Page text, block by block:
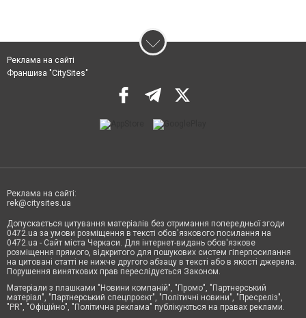
Реклама на сайті
Франшиза "CitySites"
Реклама на сайті:
rek@citysites.ua
Допускається цитування матеріалів без отримання попередньої згоди
0472.ua за умови розміщення в тексті обов'язкового посилання на
0472.ua - Сайт міста Черкаси. Для інтернет-видань обов'язкове
розміщення прямого, відкритого для пошукових систем гіперпосилання
на цитовані статті не нижче другого абзацу в тексті або в якості джерела.
Порушення виняткових прав переслідується Законом.
Матеріали з плашками "Новини компаній", "Промо", "Партнерський
матеріал", "Партнерський спецпроєкт", "Політичні новини", "Пресреліз",
"PR", "Офіційно", "Політична реклама" публікуються на правах реклами.